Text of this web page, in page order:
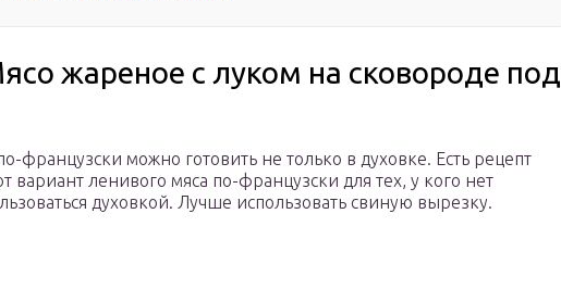
жареное с луком на сковороде под
французски можно готовить не только в духовке. Есть рецепт
вариант ленивого мяса по-французски для тех, у кого нет
духовкой. Лучше использовать свиную вырезку.